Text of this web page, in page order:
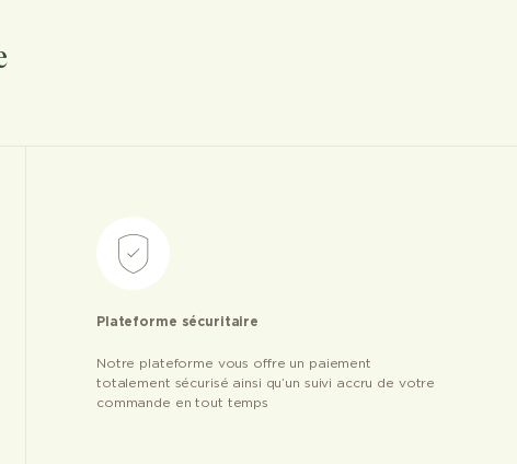
Plateforme sécuritaire
Notre plateforme vous offre un paiement
totalement sécurisé ainsi qu’un suivi accru de votre
commande en tout temps